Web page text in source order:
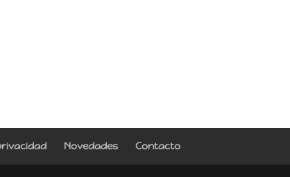
Novedades Contacto